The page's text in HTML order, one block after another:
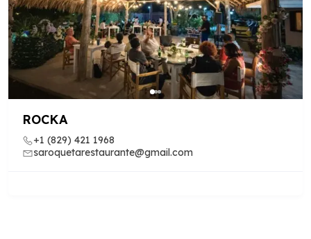
ROCKA
+1 (829) 421 1968
saroquetarestaurante@gmail.com